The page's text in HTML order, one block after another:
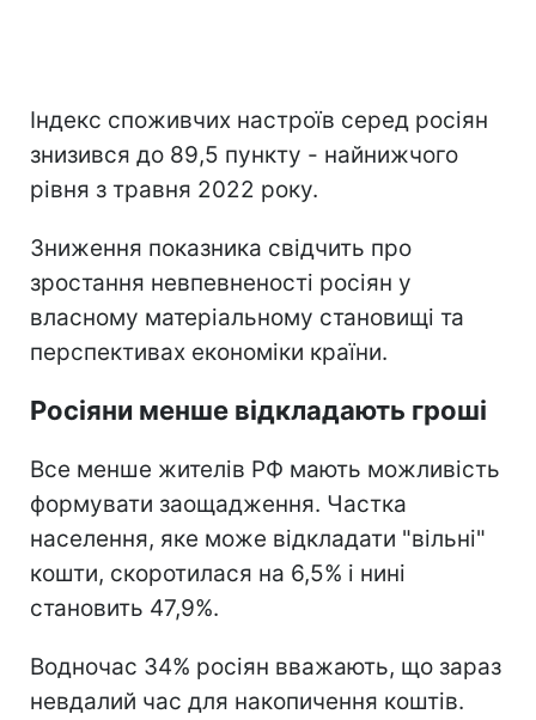
Індекс споживчих настроїв серед росіян
знизився до 89,5 пункту - найнижчого
рівня з травня 2022 року.
Зниження показника свідчить про
зростання невпевненості росіян у
власному матеріальному становищі та
перспективах економіки країни.
Росіяни менше відкладають гроші
Все менше жителів РФ мають можливість
формувати заощадження. Частка
населення, яке може відкладати "вільні"
кошти, скоротилася на 6,5% і нині
становить 47,9%.
Водночас 34% росіян вважають, що зараз
невдалий час для накопичення коштів.